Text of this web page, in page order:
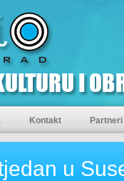
Kontakt Partneri
u